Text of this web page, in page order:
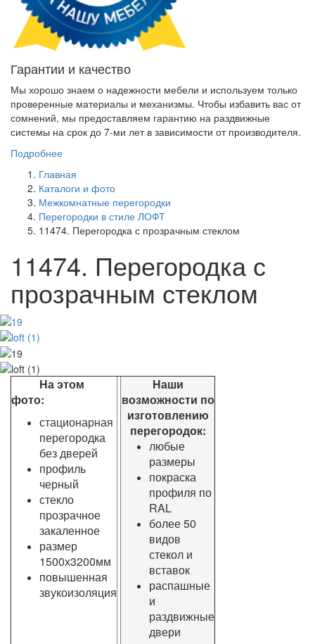
Гарантии и качество
Мы хорошо знаем о надежности мебели и используем только
проверенные материалы и механизмы. Чтобы избавить вас от
сомнений, мы предоставляем гарантию на раздвижные
системы на срок до 7-ми лет в зависимости от производителя.
Подробнее
Главная
Каталоги и фото
Межкомнатные перегородки
Перегородки в стиле ЛОФТ
11474. Перегородка с прозрачным стеклом
11474. Перегородка с
прозрачным стеклом
На этом
фото:
стационарная
перегородка
без дверей
профиль
черный
стекло
прозрачное
закаленное
размер
1500х3200мм
повышенная
звукоизоляция
Наши
возможности по
изготовлению
перегородок:
любые
размеры
покраска
профиля по
RAL
более 50
видов
стекол и
вставок
распашные
и
раздвижные
двери